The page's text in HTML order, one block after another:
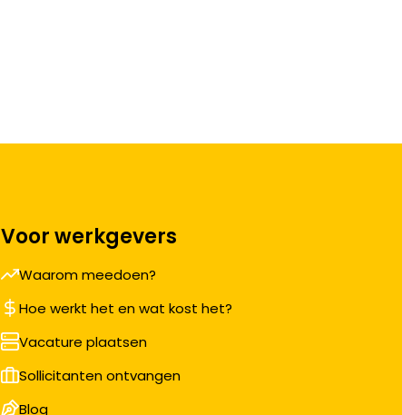
Voor werkgevers
Waarom meedoen?
Hoe werkt het en wat kost het?
Vacature plaatsen
Sollicitanten ontvangen
Blog